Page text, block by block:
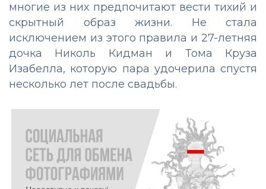
многие из них предпочитают вести тихий и
скрытный образ жизни. Не стала
исключением из этого правила и 27-летняя
дочка Николь Кидман и Тома Круза
Изабелла, которую пара удочерила спустя
несколько лет после свадьбы.